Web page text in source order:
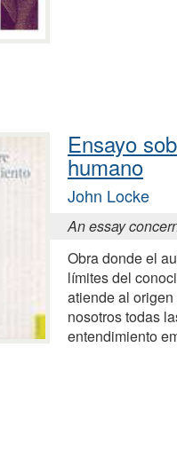
Ensayo
humano
John Locke
An essay
Obra donde el
límites del
atiende al
nosotros todas
entendimiento